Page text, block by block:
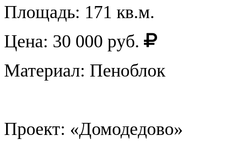
Площадь: 171 кв.м.
Цена: 30 000 руб.
Материал: Пеноблок
Проект: «Домодедово»